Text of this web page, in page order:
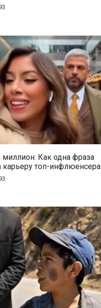
Как одна фраза
карьеру топ-инфлюенсера